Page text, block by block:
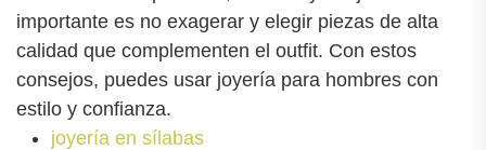
importante es no exagerar y elegir piezas de alta
calidad que complementen el outfit. Con estos
consejos, puedes usar joyería para hombres con
estilo y confianza.
joyería en sílabas